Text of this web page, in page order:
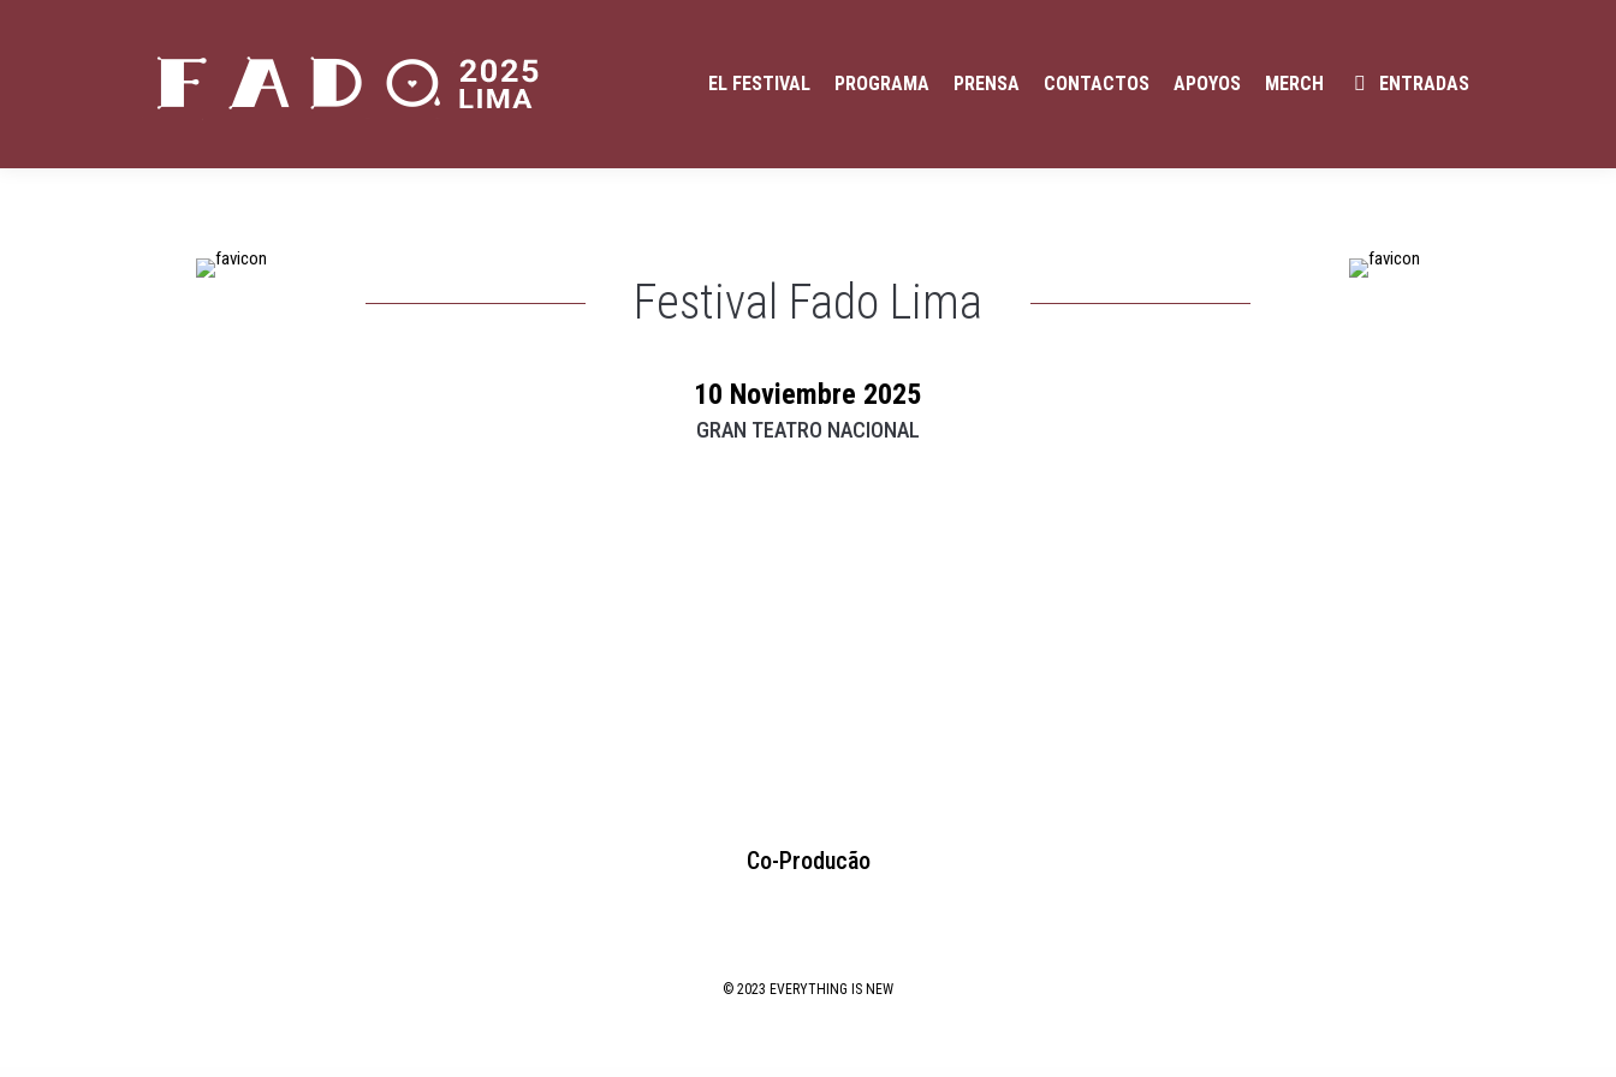
EL FESTIVAL PROGRAMA PRENSA CONTACTOS APOYOS MERCH ENTRADAS
Festival Fado Lima
10 Noviembre 2025
GRAN TEATRO NACIONAL
Co-Producão
© 2023 EVERYTHING IS NEW